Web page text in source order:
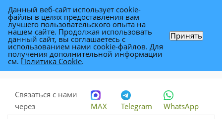
Сениполия Вайт 12/20
Каталог - Растения - Комнатные растения
Связаться с нами
через
MAX Telegram WhatsApp
Данный веб-сайт использует cookie-
файлы в целях предоставления вам
лучшего пользовательского опыта на
нашем сайте. Продолжая использовать
данный сайт, вы соглашаетесь с
использованием нами cookie-файлов. Для
получения дополнительной информации
см. Политика Cookie.
Принять